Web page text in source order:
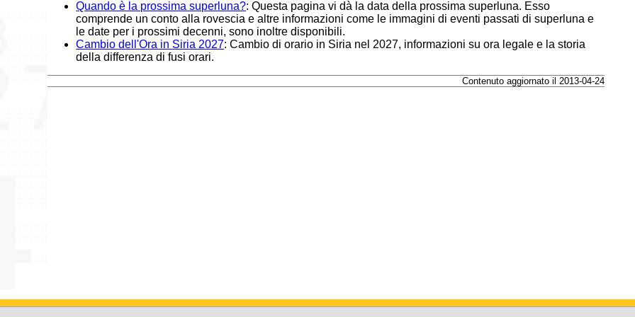
Quando è la prossima superluna?: Questa pagina vi dà la data della prossima superluna. Esso
comprende un conto alla rovescia e altre informazioni come le immagini di eventi passati di superluna e
le date per i prossimi decenni, sono inoltre disponibili.
Cambio dell'Ora in Siria 2027: Cambio di orario in Siria nel 2027, informazioni su ora legale e la storia
della differenza di fusi orari.
Contenuto aggiornato il 2013-04-24